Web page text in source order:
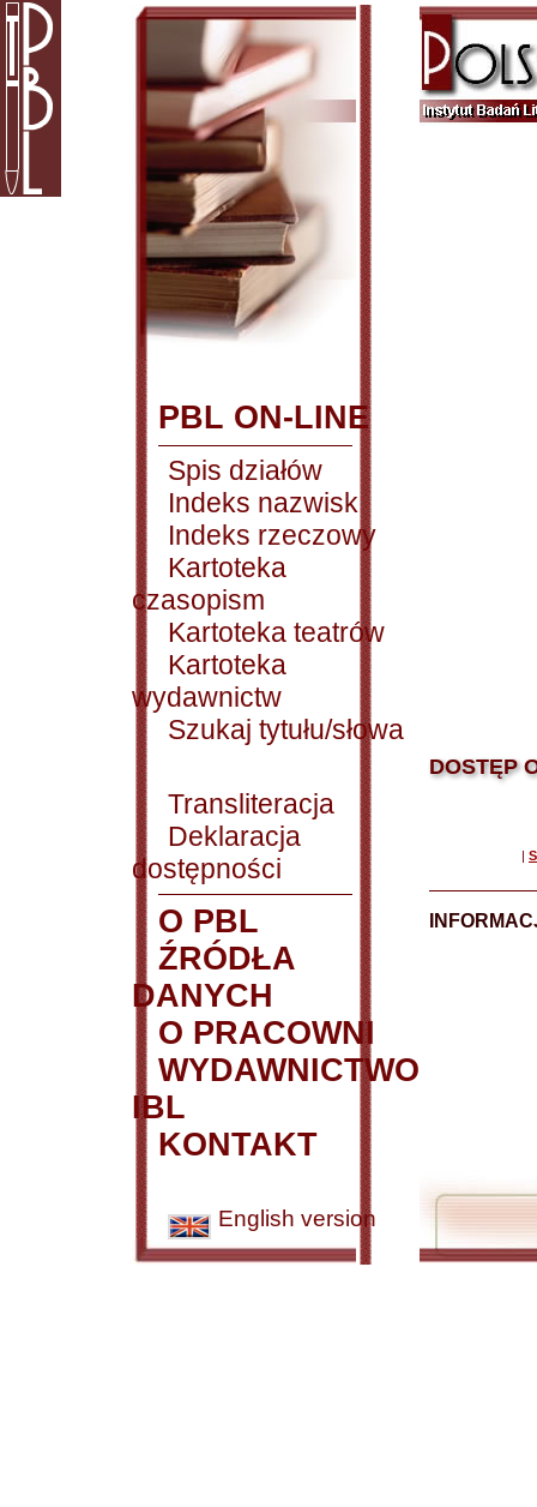
PBL ON-LINE
Spis działów
Indeks nazwisk
Indeks rzeczowy
Kartoteka
czasopism
Kartoteka teatrów
Kartoteka
wydawnictw
Szukaj tytułu/słowa
Transliteracja
Deklaracja
dostępności
O PBL
ŹRÓDŁA
DANYCH
O PRACOWNI
WYDAWNICTWO
IBL
KONTAKT
English version
DOSTĘP
|